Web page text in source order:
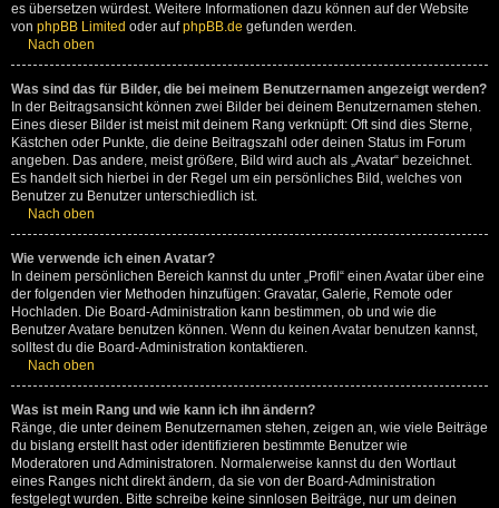
es übersetzen würdest. Weitere Informationen dazu können auf der Website
von phpBB Limited oder aufphpBB.de gefunden werden.
Nach oben
Was sind das für Bilder, die bei meinem Benutzernamen angezeigt werden?
In der Beitragsansicht können zwei Bilder bei deinem Benutzernamen stehen.
Eines dieser Bilder ist meist mit deinem Rang verknüpft: Oft sind dies Sterne,
Kästchen oder Punkte, die deine Beitragszahl oder deinen Status im Forum
angeben. Das andere, meist größere, Bild wird auch als „Avatar“ bezeichnet.
Es handelt sich hierbei in der Regel um ein persönliches Bild, welches von
Benutzer zu Benutzer unterschiedlich ist.
Nach oben
Wie verwende ich einen Avatar?
In deinem persönlichen Bereich kannst du unter „Profil“ einen Avatar über eine
der folgenden vier Methoden hinzufügen: Gravatar, Galerie, Remote oder
Hochladen. Die Board-Administration kann bestimmen, ob und wie die
Benutzer Avatare benutzen können. Wenn du keinen Avatar benutzen kannst,
solltest du die Board-Administration kontaktieren.
Nach oben
Was ist mein Rang und wie kann ich ihn ändern?
Ränge, die unter deinem Benutzernamen stehen, zeigen an, wie viele Beiträge
du bislang erstellt hast oder identifizieren bestimmte Benutzer wie
Moderatoren und Administratoren. Normalerweise kannst du den Wortlaut
eines Ranges nicht direkt ändern, da sie von der Board-Administration
festgelegt wurden. Bitte schreibe keine sinnlosen Beiträge, nur um deinen